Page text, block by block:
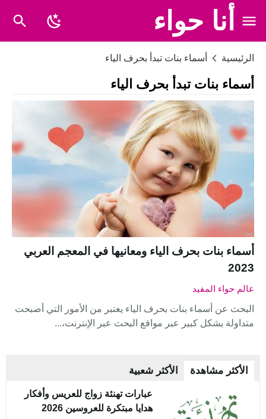
أنا حواء
الرئيسية أسماء بنات تبدأ بحرف الياء
أسماء بنات تبدأ بحرف الياء
أسماء بنات بحرف الياء ومعانيها في المعجم العربي
2023
عالم حواء المفيد
البحث عن أسماء بنات بحرف الياء يعتبر من الأمور التي أصبحت
متداولة بشكل كبير عبر مواقع البحث عبر الإنترنت،...
الأكثر مشاهدة الأكثر شعبية
عبارات تهنئة زواج للعريس وأفكار
هدايا مبتكرة للعروسين 2026